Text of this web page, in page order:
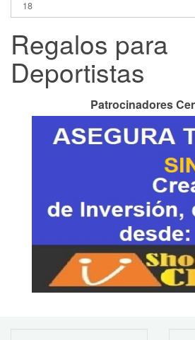
Regalos para
Deportistas
Patrocinadores